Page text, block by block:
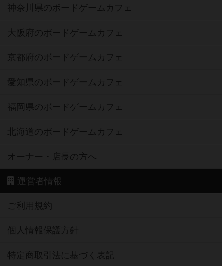
神奈川県のボードゲームカフェ
大阪府のボードゲームカフェ
京都府のボードゲームカフェ
愛知県のボードゲームカフェ
福岡県のボードゲームカフェ
北海道のボードゲームカフェ
オーナー・店長の方へ
運営者情報
ご利用規約
個人情報保護方針
特定商取引法に基づく表記